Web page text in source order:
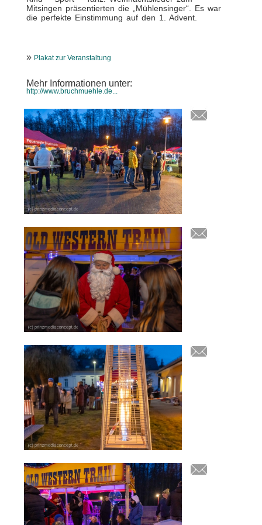
Mitsingen präsentierten die „Mühlensinger“. Es war
die perfekte Einstimmung auf den 1. Advent.
» Plakat zur Veranstaltung
Mehr Informationen unter:
http://www.bruchmuehle.de...